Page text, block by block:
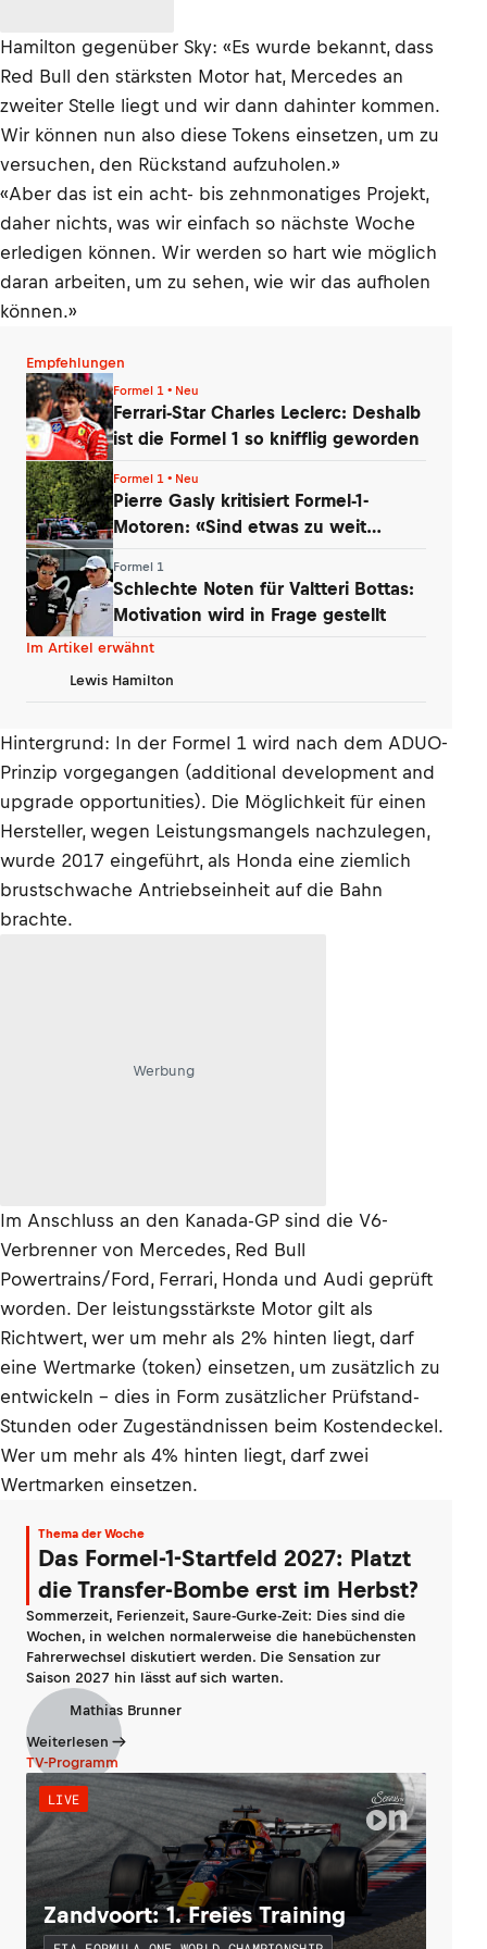
Hamilton gegenüber Sky: «Es wurde bekannt, dass
Red Bull den stärksten Motor hat, Mercedes an
zweiter Stelle liegt und wir dann dahinter kommen.
Wir können nun also diese Tokens einsetzen, um zu
versuchen, den Rückstand aufzuholen.»
«Aber das ist ein acht- bis zehnmonatiges Projekt,
daher nichts, was wir einfach so nächste Woche
erledigen können. Wir werden so hart wie möglich
daran arbeiten, um zu sehen, wie wir das aufholen
können.»
Empfehlungen
Formel 1 • Neu
Ferrari-Star Charles Leclerc: Deshalb
ist die Formel 1 so knifflig geworden
Formel 1 • Neu
Pierre Gasly kritisiert Formel-1-
Motoren: «Sind etwas zu weit
Formel 1
Schlechte Noten für Valtteri Bottas:
Motivation wird in Frage gestellt
Im Artikel erwähnt
Lewis Hamilton
Hintergrund: In der Formel 1 wird nach dem ADUO-
Prinzip vorgegangen (additional development and
upgrade opportunities). Die Möglichkeit für einen
Hersteller, wegen Leistungsmangels nachzulegen,
wurde 2017 eingeführt, als Honda eine ziemlich
brustschwache Antriebseinheit auf die Bahn
brachte.
Werbung
Im Anschluss an den Kanada-GP sind die V6-
Verbrenner von Mercedes, Red Bull
Powertrains/Ford, Ferrari, Honda und Audi geprüft
worden. Der leistungsstärkste Motor gilt als
Richtwert, wer um mehr als 2% hinten liegt, darf
eine Wertmarke (token) einsetzen, um zusätzlich zu
entwickeln – dies in Form zusätzlicher Prüfstand-
Stunden oder Zugeständnissen beim Kostendeckel.
Wer um mehr als 4% hinten liegt, darf zwei
Wertmarken einsetzen.
Thema der Woche
Das Formel-1-Startfeld 2027: Platzt
die Transfer-Bombe erst im Herbst?
Sommerzeit, Ferienzeit, Saure-Gurke-Zeit: Dies sind die
Wochen, in welchen normalerweise die hanebüchensten
Fahrerwechsel diskutiert werden. Die Sensation zur
Saison 2027 hin lässt auf sich warten.
Mathias Brunner
Weiterlesen
TV-Programm
LIVE
Zandvoort: 1. Freies Training